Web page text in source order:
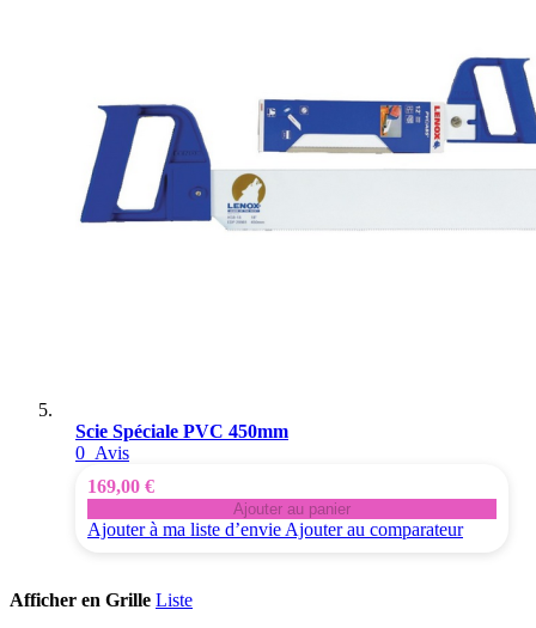
Scie Spéciale PVC 450mm
0 Avis
169,00 €
Ajouter au panier
Ajouter à ma liste d’envie Ajouter au comparateur
Afficher en Grille Liste